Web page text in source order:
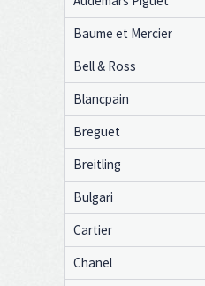
Baume et Mercier
Bell & Ross
Blancpain
Breguet
Breitling
Bulgari
Cartier
Chanel